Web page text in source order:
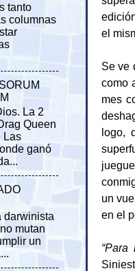
el
Se ve
como
mes
logo,
un
en el
tanto
columnas
La 2
Queen
Las
ganó
darwinista
mutan
un